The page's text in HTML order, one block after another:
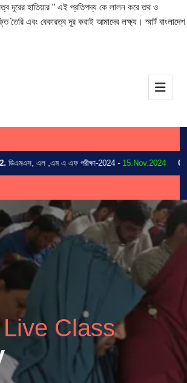
দূরের হাতিয়ার ” এই প্রতিপদ্য কে লালন করে তথ ও
তৈরি এবং বেকারত্ব দূর করাই আমাদের লক্ষ্য। স্মার্ট বাংলাদেশ
এল ,এম এ এফ পরীক্ষা-2024 -15.Nov.2024 03.
Live Class